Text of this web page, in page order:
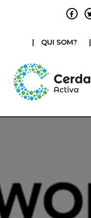
|
QUI SOM? |